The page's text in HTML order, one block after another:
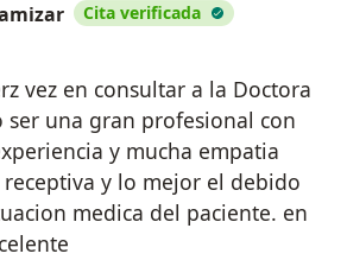
Cita verificada
vez en consultar a la Doctora
ser una gran profesional con
y mucha empatia
y lo mejor el debido
medica del paciente. en